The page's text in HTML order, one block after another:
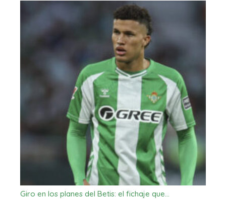
Giro en los planes del Betis: el fichaje que…